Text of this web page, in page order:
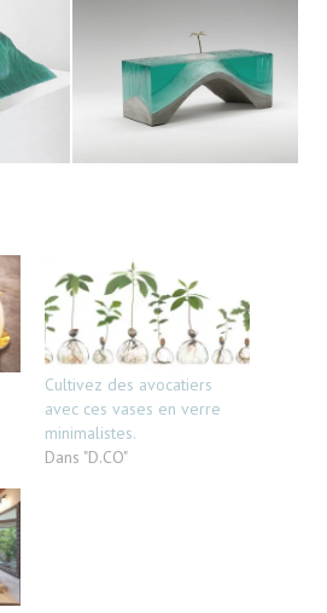
Cultivez des avocatiers
avec ces vases en verre
minimalistes.
Dans "D.CO"